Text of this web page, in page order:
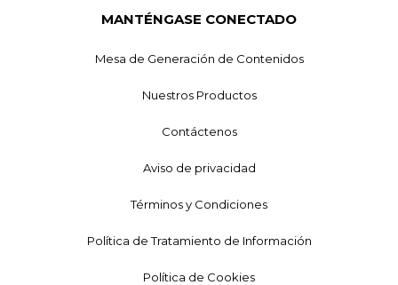
MANTÉNGASE CONECTADO
Mesa de Generación de Contenidos
Nuestros Productos
Contáctenos
Aviso de privacidad
Términos y Condiciones
Política de Tratamiento de Información
Política de Cookies